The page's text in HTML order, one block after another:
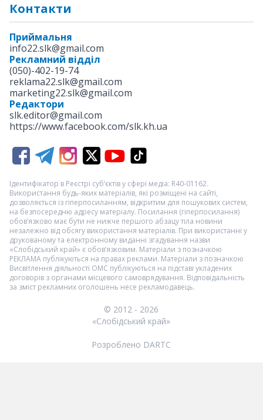
Контакти
Приймальня
info22.slk@gmail.com
Рекламний відділ
(050)-402-19-74
reklama22.slk@gmail.com
marketing22.slk@gmail.com
Редактори
slk.editor@gmail.com
https://www.facebook.com/slk.kh.ua
Ідентифікатор в Реєстрі суб’єктів у сфері медіа: R40-01162.
Використання будь-яких матеріалів, які розміщені на сайті,
дозволяється із гіперпосиланням, відкритим для пошукових систем,
на безпосередню адресу матеріалу. Посилання (гіперпосилання)
обов’язково має бути не нижче першого абзацу тіла новини
незалежно від обсягу використання матеріалів. При використанні у
друкованому та електронному виданні згадування назви
«Слобідський край» є обов’язковим. Матеріали з позначкою
РЕКЛАМА публікуються на правах реклами. Матеріали з позначкою
Висвітлення діяльності ОМС публікуються на підставі укладених
договорів з органами місцевого самоврядування. Відповідальність
за зміст рекламних оголошень несе рекламодавець.
© 2012 - 2026
«Слобідський край»
Розроблено DARTC